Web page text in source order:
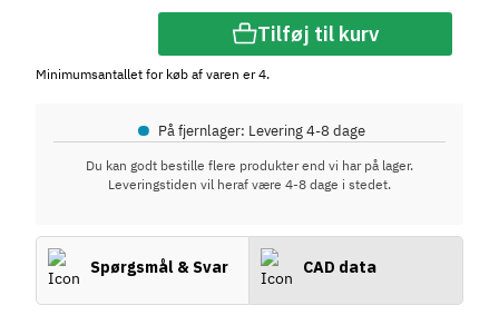
Tilføj til kurv
Minimumsantallet for køb af varen er 4.
• På fjernlager: Levering 4-8 dage
Du kan godt bestille flere produkter end vi har på lager.
Leveringstiden vil heraf være 4-8 dage i stedet.
Spørgsmål & Svar CAD data